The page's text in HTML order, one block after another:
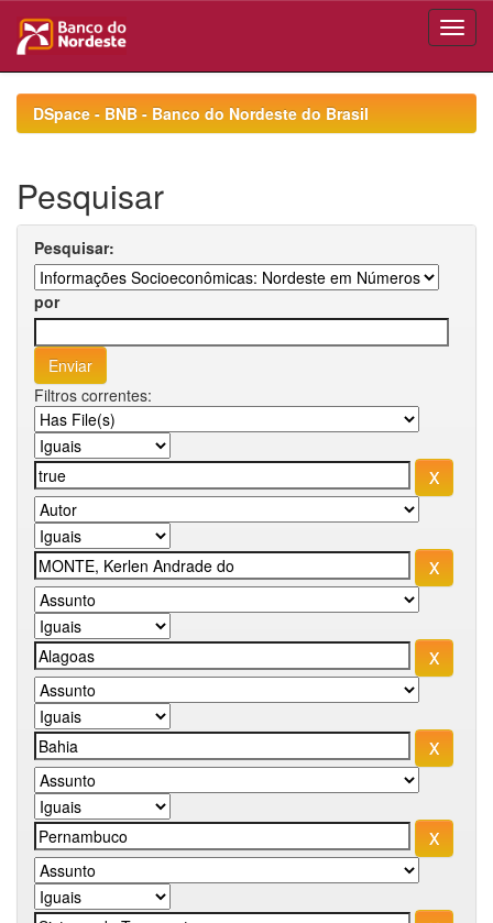
navigationDSpace - BNB - Banco do Nordeste do Brasil
Pesquisar
Pesquisar:
por
Filtros correntes: